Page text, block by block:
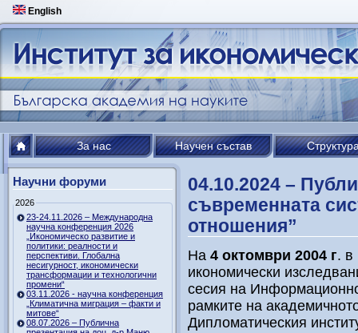
English
За нас Научен състав
Научни форуми
2026
23-24.11.2026 – Международна
научна конференция 2026
„Икономическо развитие и
политики: реалности и
перспективи. Глобална
несигурност, икономически
трансформации и технологични
промени“
03.11.2026 - научна конференция
„Климатична миграция – факти и
митове“
08.07.2026 – Публична
04.10.2024 –
съвременната
отношения”
На 4 октомври 2004 г. в
икономически
сесия на
рамките на
Дипломатическия